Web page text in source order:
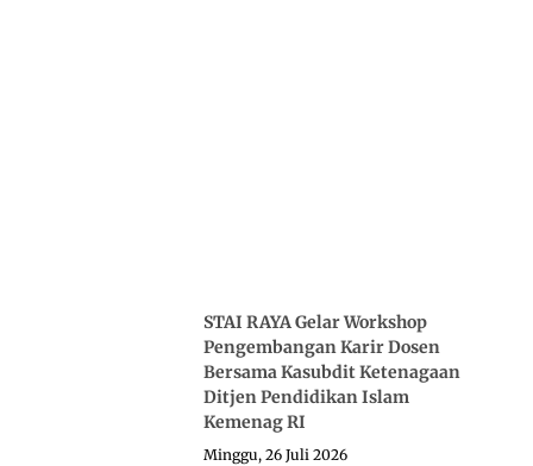
STAI RAYA Gelar Workshop
Pengembangan Karir Dosen
Bersama Kasubdit Ketenagaan
Ditjen Pendidikan Islam
Kemenag RI
Minggu, 26 Juli 2026